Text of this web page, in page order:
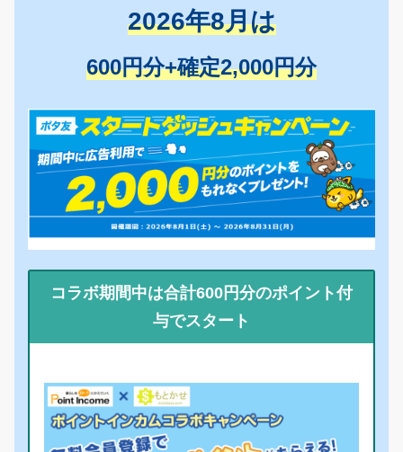
2026年8月は
600円分+確定2,000円分
コラボ期間中は合計600円分のポイント付
与でスタート